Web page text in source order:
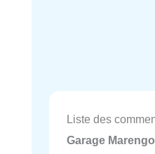
Liste des
Garage